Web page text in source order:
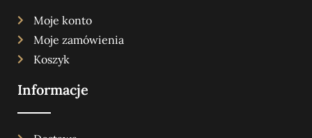
Moje konto
Moje zamówienia
Koszyk
Informacje